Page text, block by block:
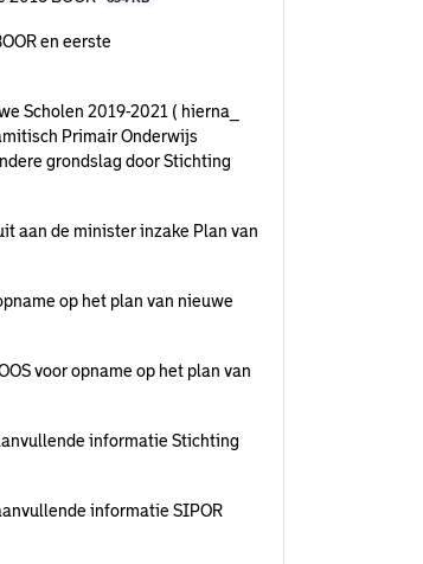
en eerste
Scholen 2019-2021 ( hierna_
Primair Onderwijs
grondslag door Stichting
aan de minister inzake Plan van
op het plan van nieuwe
voor opname op het plan van
informatie Stichting
informatie SIPOR